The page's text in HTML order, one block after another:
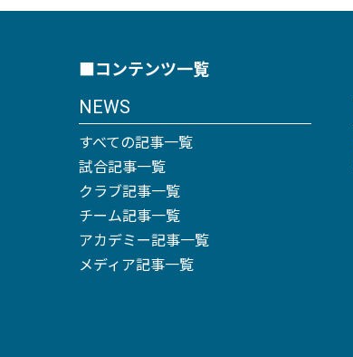
■コンテンツ一覧
NEWS
すべての記事一覧
試合記事一覧
クラブ記事一覧
チーム記事一覧
アカデミー記事一覧
メディア記事一覧